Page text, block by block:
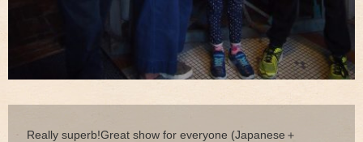
Really superb!Great show for everyone (Japanese＋